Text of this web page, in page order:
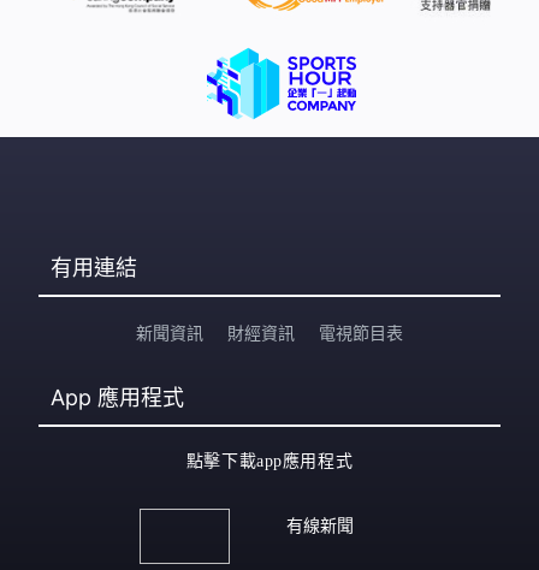
有用連結
新聞資訊 財經資訊 電視節目表
App 應用程式
點擊下載app應用程式
有線新聞